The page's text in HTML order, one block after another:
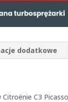
dodatkowe
Citroënie C3